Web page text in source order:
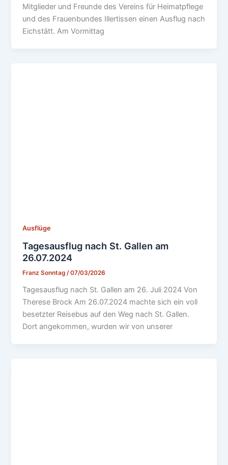
Mitglieder und Freunde des Vereins für Heimatpflege
und des Frauenbundes Illertissen einen Ausflug nach
Eichstätt. Am Vormittag
Ausflüge
Tagesausflug nach St. Gallen am
26.07.2024
Franz Sonntag/07/03/2026
Tagesausflug nach St. Gallen am 26. Juli 2024 Von
Therese Brock Am 26.07.2024 machte sich ein voll
besetzter Reisebus auf den Weg nach St. Gallen.
Dort angekommen, wurden wir von unserer